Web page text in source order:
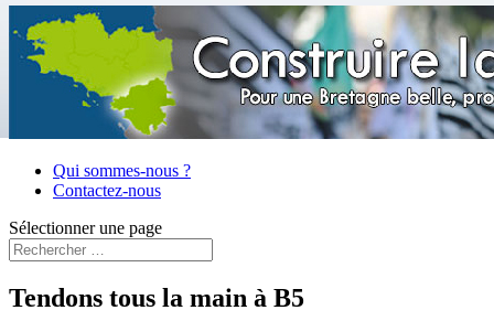
Qui sommes-nous ?
Contactez-nous
Sélectionner une page
Tendons tous la main à B5